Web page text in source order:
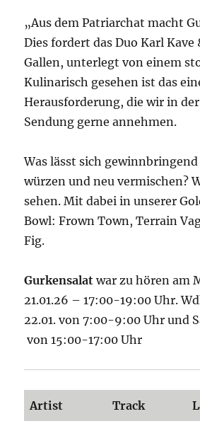
„Aus dem Patriarchat macht
Dies fordert das Duo Karl Kave
Gallen, unterlegt von einem
Kulinarisch gesehen ist das
Herausforderung, die wir in
Sendung gerne annehmen.
Was lässt sich
würzen und neu vermischen?
sehen. Mit dabei in unserer
Bowl: Frown Town, Terrain
Fig.
Gurkensalat war zu hören am
21.01.26 – 17:00-19:00 Uhr.
22.01. von 7:00-9:00 Uhr und
von 15:00-17:00 Uhr
Artist Track